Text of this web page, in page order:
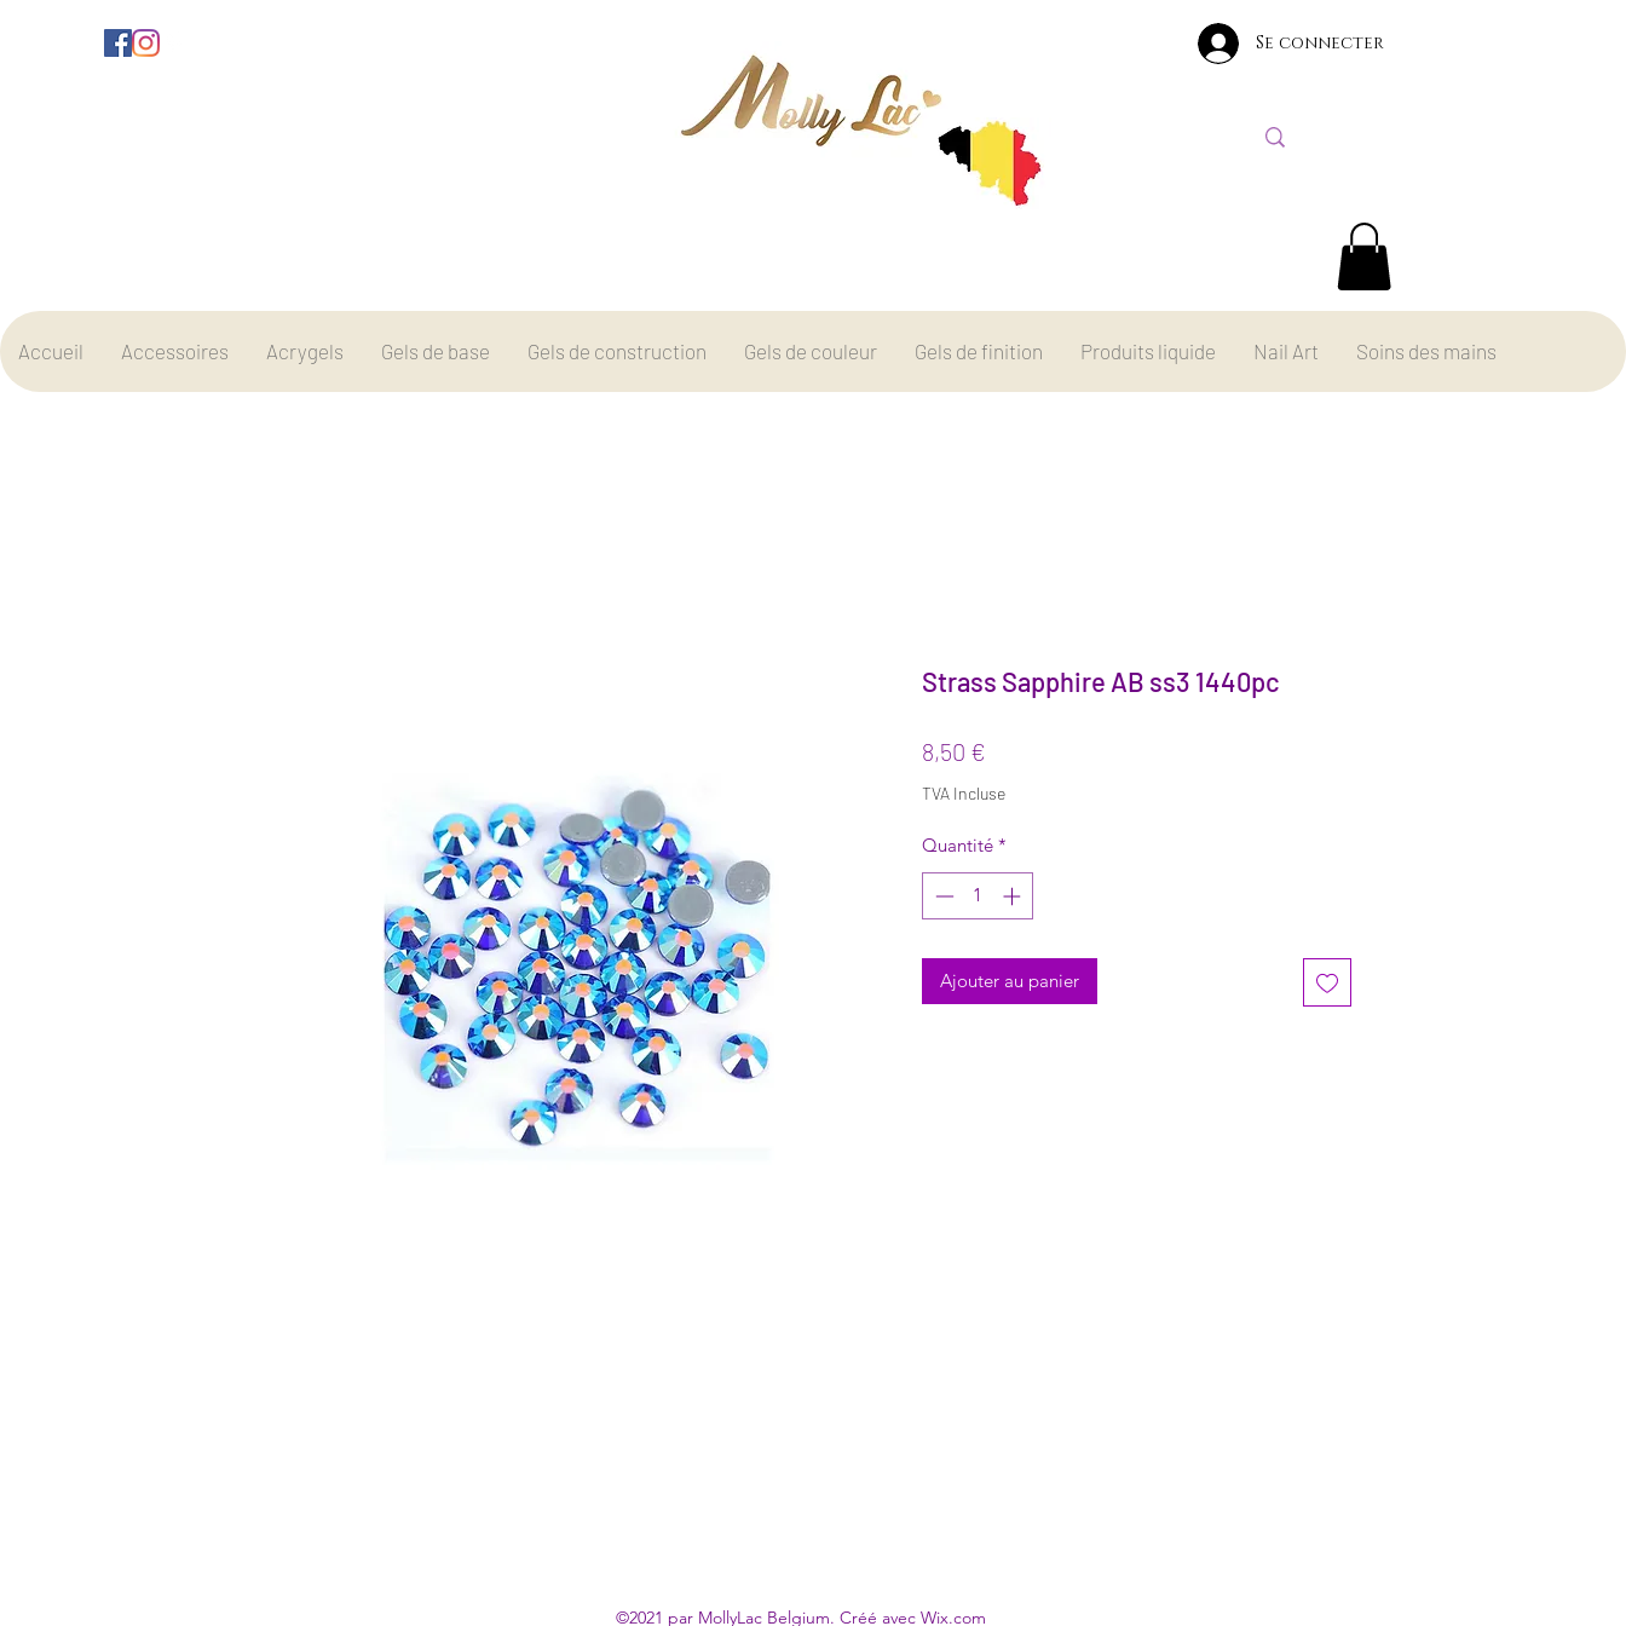
Se connecter
Accueil Accessoires Acrygels Gels de base Gels de construction Gels de couleur Gels de finition Produits liquide Nail Art Soins des mains
Strass Sapphire AB ss3 1440pc
8,50 €
TVA Incluse
Quantité *
Ajouter au panier
©2021 par MollyLac Belgium. Créé avec Wix.com